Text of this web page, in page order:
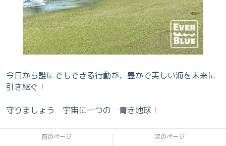
今日から誰にでもできる行動が、豊かで美しい海を未来に
引き継ぐ！
守りましょう 宇宙に一つの 青き地球！
前のページ 次のページ